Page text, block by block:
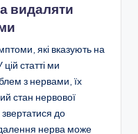
видаляти
які вказують на
статті ми
з нервами, їх
стан нервової
до
нерва може